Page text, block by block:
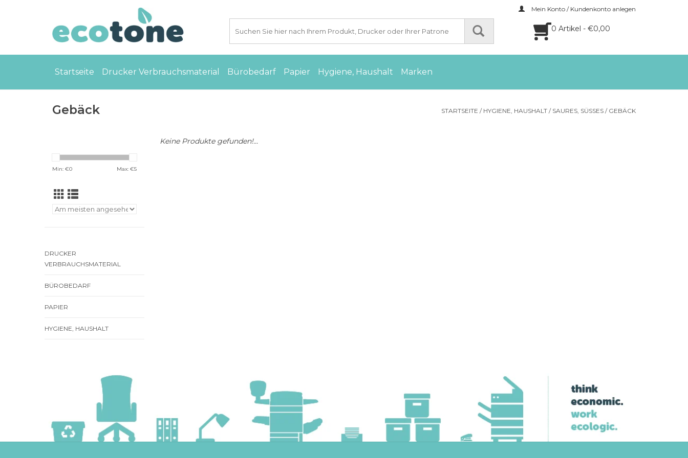
Mein Konto / Kundenkonto anlegen
0 Artikel - €0,00
Startseite Drucker Verbrauchsmaterial Bürobedarf Papier Hygiene, Haushalt Marken
Gebäck STARTSEITE / HYGIENE, HAUSHALT / SAURES, SÜSSES / GEBÄCK
Min: €0 Max: €5
DRUCKER
VERBRAUCHSMATERIAL
BÜROBEDARF
PAPIER
HYGIENE, HAUSHALT
Keine Produkte gefunden!...